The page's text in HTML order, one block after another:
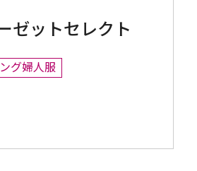
ゼットセレクト
グ婦人服